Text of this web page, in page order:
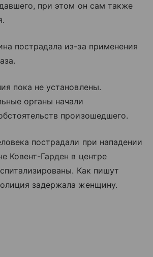
при этом он сам также
пострадала из-за применения
пока не установлены.
органы начали
произошедшего.
пострадали при нападении
Ковент-Гарден в центре
Как пишут
задержала женщину.